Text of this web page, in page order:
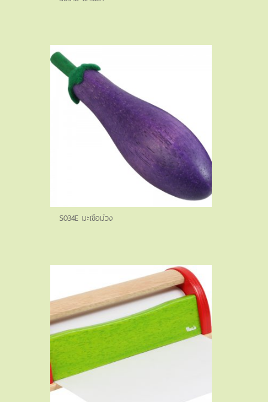
S034E มะเขือม่วง